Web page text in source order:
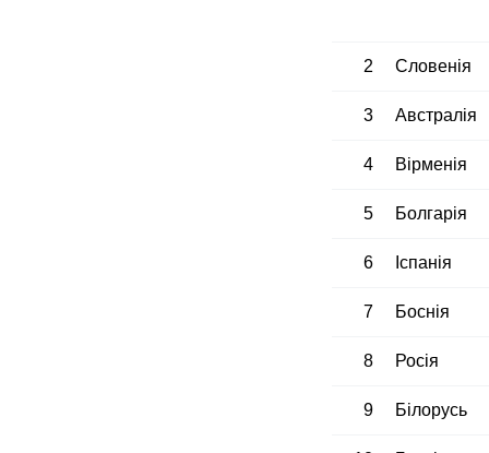
2 Словенія
3 Австралія
4 Вірменія
5 Болгарія
6 Іспанія
7 Боснія
8 Росія
9 Білорусь